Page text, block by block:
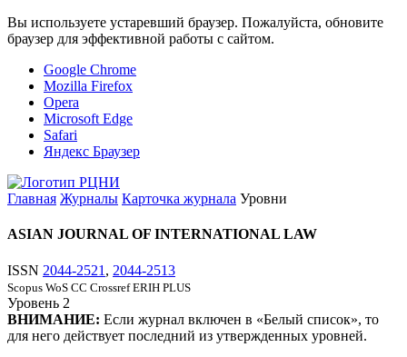
Вы используете устаревший браузер. Пожалуйста, обновите
браузер для эффективной работы с сайтом.
Google Chrome
Mozilla Firefox
Opera
Microsoft Edge
Safari
Яндекс Браузер
Главная Журналы Карточка журнала Уровни
ASIAN JOURNAL OF INTERNATIONAL LAW
ISSN 2044-2521 , 2044-2513
Scopus WoS CC Crossref ERIH PLUS
Уровень 2
ВНИМАНИЕ: Если журнал включен в «Белый список», то
для него действует последний из утвержденных уровней.